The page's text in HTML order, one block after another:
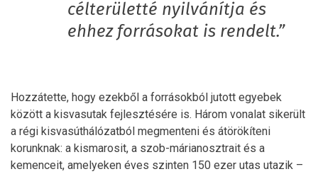
célterületté nyilvánítja és
ehhez forrásokat is rendelt.”
Hozzátette, hogy ezekből a forrásokból jutott egyebek
között a kisvasutak fejlesztésére is. Három vonalat sikerült
a régi kisvasúthálózatból megmenteni és átörökíteni
korunknak: a kismarosit, a szob-márianosztrait és a
kemenceit, amelyeken éves szinten 150 ezer utas utazik –